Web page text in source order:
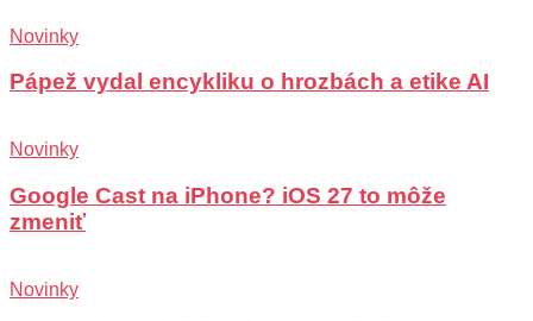
Novinky
Pápež vydal encykliku o hrozbách a etike AI
Novinky
Google Cast na iPhone? iOS 27 to môže
zmeniť
Novinky